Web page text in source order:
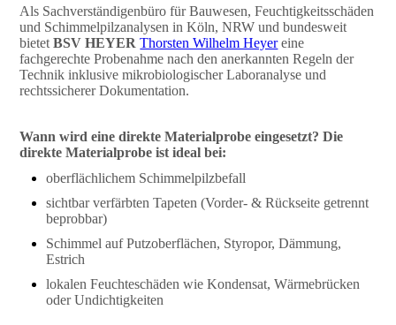
Als Sachverständigenbüro für Bauwesen, Feuchtigkeitsschäden
und Schimmelpilzanalysen in Köln, NRW und bundesweit
bietetBSV HEYER Thorsten Wilhelm Heyereine
fachgerechte Probenahme nach den anerkannten Regeln der
Technik inklusive mikrobiologischer Laboranalyse und
rechtssicherer Dokumentation.
Wann wird eine direkte Materialprobe eingesetzt? Die
direkte Materialprobe ist ideal bei:
oberflächlichem Schimmelpilzbefall
sichtbar verfärbten Tapeten (Vorder- & Rückseite getrennt
beprobbar)
Schimmel auf Putzoberflächen, Styropor, Dämmung,
Estrich
lokalen Feuchteschäden wie Kondensat, Wärmebrücken
oder Undichtigkeiten